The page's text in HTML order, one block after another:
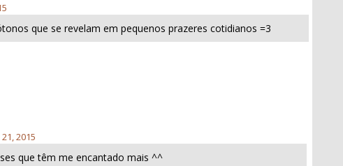
que se revelam em pequenos prazeres cotidianos =3
2015
que têm me encantado mais ^^